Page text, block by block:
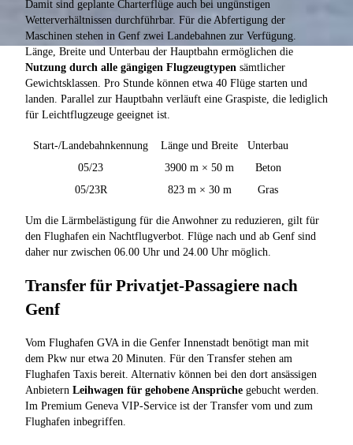
Damit sind geplante Charterflüge auch bei ungünstigen
Wetterverhältnissen durchführbar. Für die Abfertigung der
Maschinen stehen in Genf zwei Landebahnen zur Verfügung.
Länge, Breite und Unterbau der Hauptbahn ermöglichen die
Nutzung durch alle gängigen Flugzeugtypen sämtlicher
Gewichtsklassen. Pro Stunde können etwa 40 Flüge starten und
landen. Parallel zur Hauptbahn verläuft eine Graspiste, die lediglich
für Leichtflugzeuge geeignet ist.
Start-/Landebahnkennung Länge und Breite
Unterbau
05/23
3900 m × 50 m
Beton
05/23R
823 m × 30 m Gras
Um die Lärmbelästigung für die Anwohner zu reduzieren, gilt für
den Flughafen ein Nachtflugverbot. Flüge nach und ab Genf sind
daher nur zwischen 06.00 Uhr und 24.00 Uhr möglich.
Transfer für Privatjet-Passagiere nach
Genf
Vom Flughafen GVA in die Genfer Innenstadt benötigt man mit
dem Pkw nur etwa 20 Minuten. Für den Transfer stehen am
Flughafen Taxis bereit. Alternativ können bei den dort ansässigen
Anbietern Leihwagen für gehobene Ansprüche gebucht werden.
Im Premium Geneva VIP-Service ist der Transfer vom und zum
Flughafen inbegriffen.